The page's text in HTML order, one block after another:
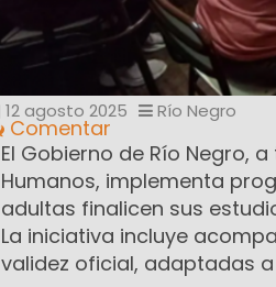
12 agosto 2025 Río Negro
Comentar
El Gobierno de Río Negro,
Humanos, implementa
adultas finalicen sus
La iniciativa incluye
validez oficial, adaptadas